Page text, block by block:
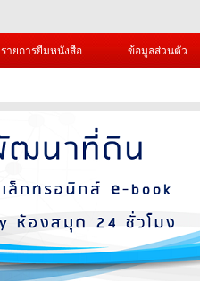
รายการยืมหนังสือ ข้อมูลส่วนตัว